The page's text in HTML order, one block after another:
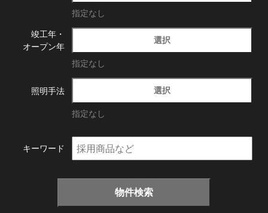
指定なし
竣工年・
オープン年
選択
指定なし
照明手法 選択
指定なし
キーワード
物件検索